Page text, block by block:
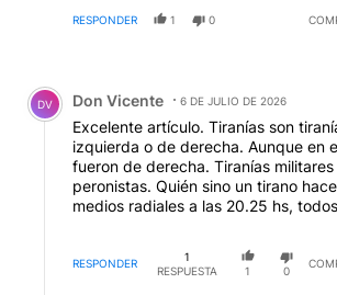
RESPONDER 1 0
Comentario de Don Vicente.
DV Don Vicente 6 DE JULIO DE 2026
Excelente artículo. Tiranías son
izquierda o de derecha. Aunque en
fueron de derecha. Tiranías
peronistas. Quién sino un tirano
medios radiales a las 20.25 hs,
la hora en la que Eva pasó a la
1955). Quién, sino un tirano, hace
provincia de La Pampa como Eva
Chaco como Juan Perón? Y
RESPONDER
1
RESPUESTA
1 0